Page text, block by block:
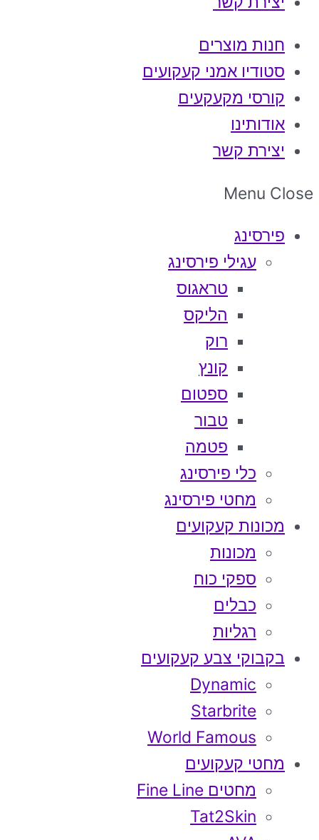
חנות מוצרים
סטודיו אמני קעקועים
קורסי מקעקעים
אודותינו
יצירת קשר
Menu Close
פירסינג
עגילי פירסינג
טראגוס
הליקס
רוק
קונץ
ספטום
טבור
פטמה
כלי פירסינג
מחטי פירסינג
מכונות קעקועים
מכונות
ספקי כוח
כבלים
רגליות
בקבוקי צבע קעקועים
Dynamic
Starbrite
World Famous
מחטי קעקועים
מחטים Fine Line
Tat2Skin